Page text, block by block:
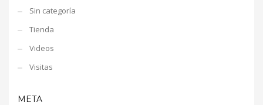
Sin categoría
Tienda
Videos
Visitas
META